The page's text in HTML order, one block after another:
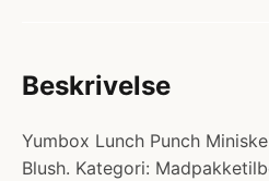
Beskrivelse
Yumbox Lunch Punch
Blush. Kategori: